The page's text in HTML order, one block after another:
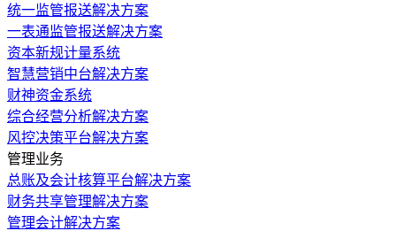
统一监管报送解决方案
一表通监管报送解决方案
资本新规计量系统
智慧营销中台解决方案
财神资金系统
综合经营分析解决方案
风控决策平台解决方案
管理业务
总账及会计核算平台解决方案
财务共享管理解决方案
管理会计解决方案